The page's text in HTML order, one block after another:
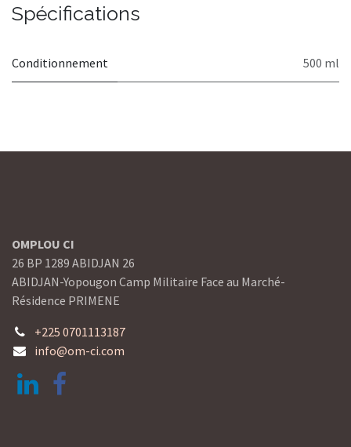
Spécifications
Conditionnement 500 ml
OMPLOU CI
26 BP 1289 ABIDJAN 26
ABIDJAN-Yopougon Camp Militaire Face au Marché-
Résidence PRIMENE
+225 0701113187
info@om-ci.com